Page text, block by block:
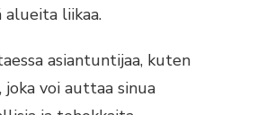
liikaa.
asiantuntijaa, kuten
voi auttaa sinua